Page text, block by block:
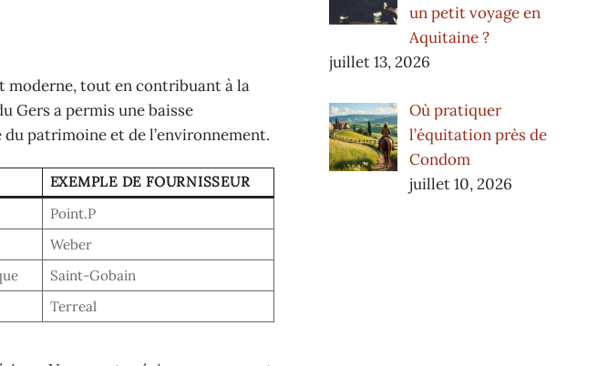
moderne, tout en contribuant à la
Gers a permis une baisse
patrimoine et de l’environnement.
EXEMPLE DE FOURNISSEUR
Point.P
Weber
Saint-Gobain
Terreal
un petit voyage en
Aquitaine ?
juillet 13, 2026
Où pratiquer
l’équitation près de
Condom
juillet 10, 2026